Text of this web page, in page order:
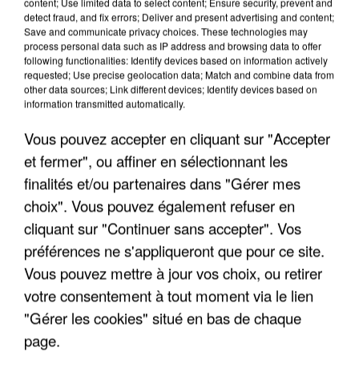
INCENDIES : L’ÎLE-DE-FRANCE LANCE UN ÉLAN
DE SOLIDARITÉ AVEC LES...
detect fraud, and fix errors; Deliver and present advertising and content;
Save and communicate privacy choices. These technologies may
process personal data such as IP address and browsing data to offer
following functionalities: Identify devices based on information actively
requested; Use precise geolocation data; Match and combine data from
other data sources; Link different devices; Identify devices based on
information transmitted automatically.
Vous pouvez accepter en cliquant sur "Accepter
et fermer", ou affiner en sélectionnant les
finalités et/ou partenaires dans "Gérer mes
choix". Vous pouvez également refuser en
cliquant sur "Continuer sans accepter". Vos
préférences ne s'appliqueront que pour ce site.
Vous pouvez mettre à jour vos choix, ou retirer
votre consentement à tout moment via le lien
"Gérer les cookies" situé en bas de chaque
page.